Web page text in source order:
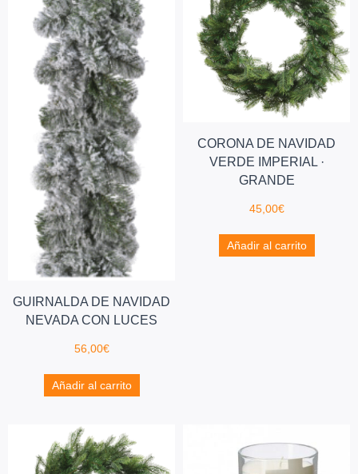
GUIRNALDA DE NAVIDAD
NEVADA CON LUCES
56,00€
Añadir al carrito
CORONA DE NAVIDAD
VERDE IMPERIAL ·
GRANDE
45,00€
Añadir al carrito